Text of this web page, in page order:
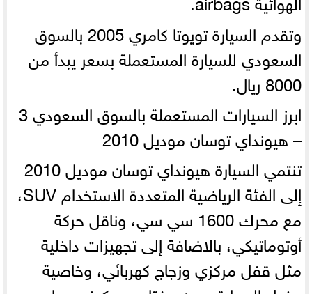
وتقدم السيارة تويوتا كامري 2005 بالسوق
السعودي للسيارة المستعملة بسعر يبدأ من
8000 ريال.
ابرز السيارات المستعملة بالسوق السعودي3
– هيونداي توسان موديل 2010
تنتمي السيارة هيونداي توسان موديل 2010
إلى الفئة الرياضية المتعددة الاستخدام SUV،
مع محرك 1600 سي سي، وناقل حركة
أوتوماتيكي، بالاضافة إلى تجهيزات داخلية
مثل قفل مركزي وزجاج كهربائي، وخاصية